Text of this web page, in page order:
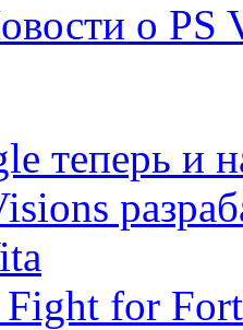
о PS
теперь и
for